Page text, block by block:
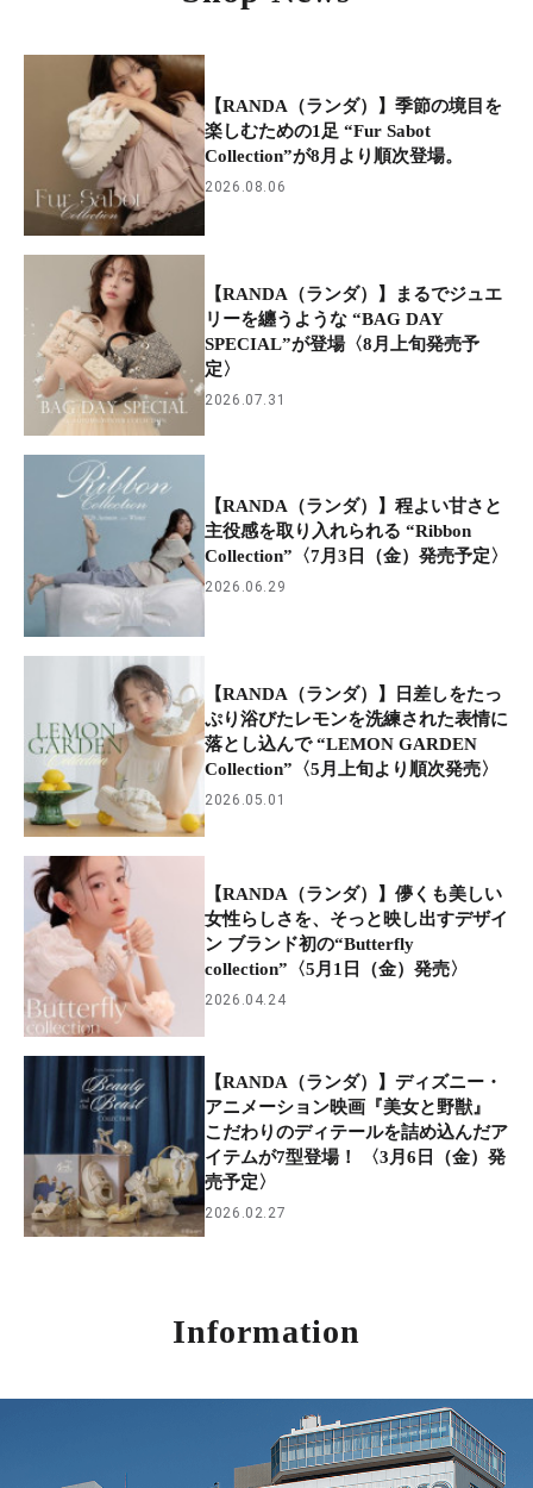
【RANDA（ランダ）】季節の境目を
楽しむための1足 “Fur Sabot
Collection”が8月より順次登場。
2026.08.06
【RANDA（ランダ）】まるでジュエ
リーを纏うような “BAG DAY
SPECIAL”が登場〈8月上旬発売予
定〉
2026.07.31
【RANDA（ランダ）】程よい甘さと
主役感を取り入れられる “Ribbon
Collection”〈7月3日（金）発売予定〉
2026.06.29
【RANDA（ランダ）】日差しをたっ
ぷり浴びたレモンを洗練された表情に
落とし込んで “LEMON GARDEN
Collection”〈5月上旬より順次発売〉
2026.05.01
【RANDA（ランダ）】儚くも美しい
女性らしさを、そっと映し出すデザイ
ン ブランド初の“Butterfly
collection”〈5月1日（金）発売〉
2026.04.24
【RANDA（ランダ）】ディズニー・
アニメーション映画『美女と野獣』
こだわりのディテールを詰め込んだア
イテムが7型登場！ 〈3月6日（金）発
売予定〉
2026.02.27
Information